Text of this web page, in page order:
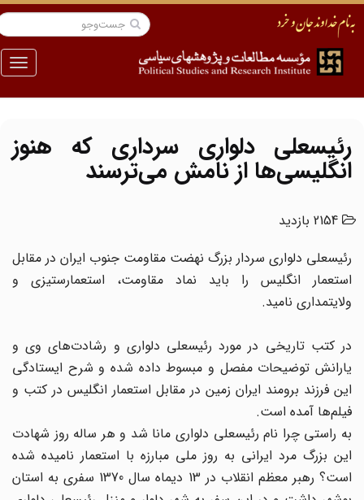
منو
رئیسعلی دلواری سرداری که هنوز
انگلیسی‌ها از نامش می‌ترسند
2154 بازدید
رئیسعلی دلواری سردار بزرگ نهضت مقاومت جنوب ایران در مقابل
استعمار انگلیس را باید نماد مقاومت، استعمارستیزی و
ولایتمداری نامید.
در کتب تاریخی در مورد رئیسعلی دلواری و رشادت‌های وی و
یارانش توضیحات مفصل و مبسوط داده شده و شرح ایستادگی
این فرزند برومند ایران زمین در مقابل استعمار انگلیس در کتب و
فیلم‌ها آمده است.
به راستی چرا نام رئیسعلی دلواری مانا شد و هر ساله روز شهادت
این بزرگ مرد ایرانی به روز ملی مبارزه با استعمار نامیده شده
است؟ رهبر معظم انقلاب در 13 دیماه سال 1370 سفری به استان